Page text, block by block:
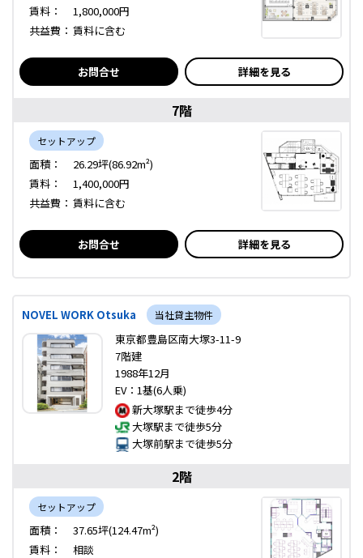
賃料：
1,800,000円
共益費： 賃料に含む
お問合せ 詳細を見る
7階
セットアップ
面積：
26.29坪(86.92m²)
賃料：
1,400,000円
共益費： 賃料に含む
お問合せ 詳細を見る
NOVEL WORK Otsuka 当社貸主物件
東京都豊島区南大塚3-11-9
7階建
1988年12月
EV：1基(6人乗)
新大塚駅まで徒歩4分
大塚駅まで徒歩5分
大塚前駅まで徒歩5分
2階
セットアップ
面積：
37.65坪(124.47m²)
賃料：
相談